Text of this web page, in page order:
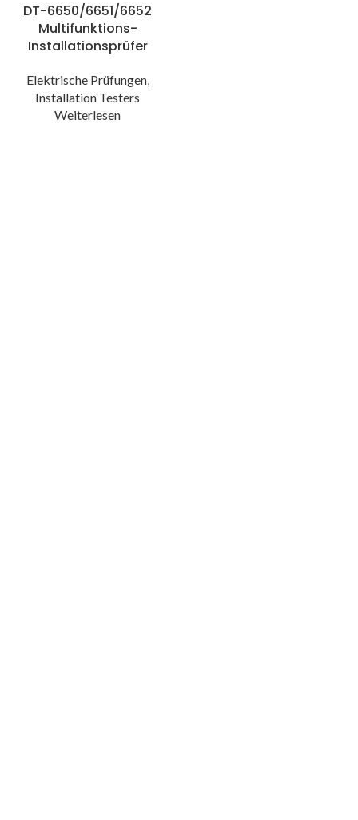
DT-6650/6651/6652
Multifunktions-
Installationsprüfer
Elektrische Prüfungen,
Installation Testers
Weiterlesen